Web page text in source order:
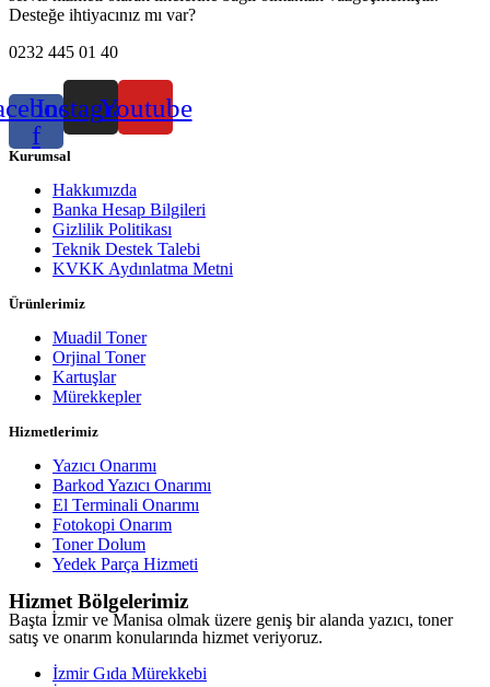
Desteğe ihtiyacınız mı var?
0232 445 01 40
f
InstagramYoutube
Kurumsal
Hakkımızda
Banka Hesap Bilgileri
Gizlilik Politikası
Teknik Destek Talebi
KVKK Aydınlatma Metni
Ürünlerimiz
Muadil Toner
Orjinal Toner
Kartuşlar
Mürekkepler
Hizmetlerimiz
Yazıcı Onarımı
Barkod Yazıcı Onarımı
El Terminali Onarımı
Fotokopi Onarım
Toner Dolum
Yedek Parça Hizmeti
Hizmet Bölgelerimiz
Başta İzmir ve Manisa olmak üzere geniş bir alanda yazıcı, toner
satış ve onarım konularında hizmet veriyoruz.
İzmir Gıda Mürekkebi